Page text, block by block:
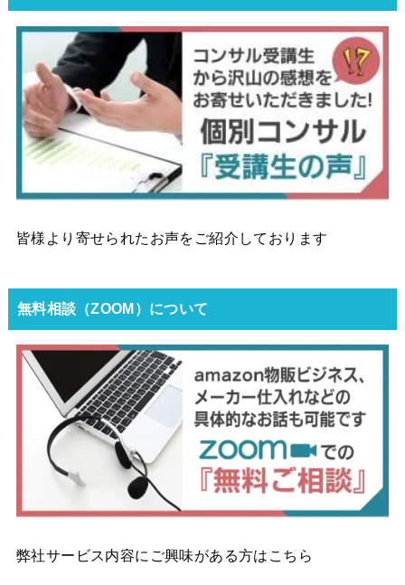
皆様より寄せられたお声をご紹介しております
無料相談（ZOOM）について
弊社サービス内容にご興味がある方はこちら